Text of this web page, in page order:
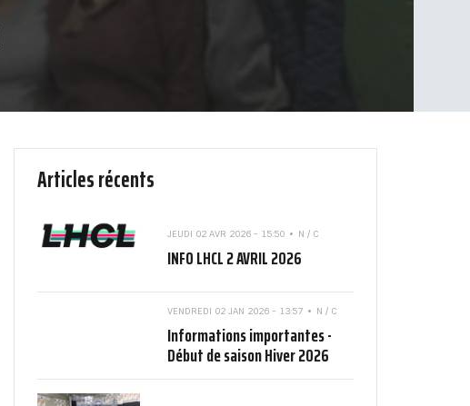
Articles récents
JEUDI 02 AVR 2026 - 15:50 N / C
INFO LHCL 2 AVRIL 2026
VENDREDI 02 JAN 2026 - 13:57 N / C
Informations importantes -
Début de saison Hiver 2026